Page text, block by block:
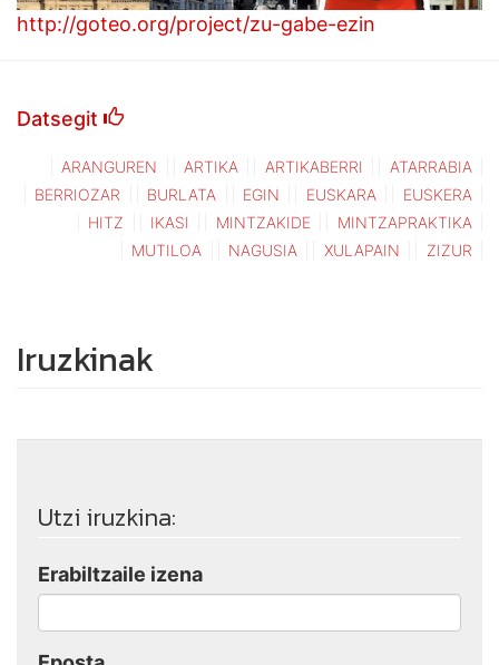
http://goteo.org/project/zu-gabe-ezin
Datsegit
ARANGUREN ARTIKA ARTIKABERRI
ATARRABIA
BERRIOZAR
BURLATA EGIN EUSKARA
EUSKERA
HITZ
IKASI MINTZAKIDE
MINTZAPRAKTIKA
MUTILOA
NAGUSIA XULAPAIN ZIZUR
Iruzkinak
Utzi iruzkina:
Erabiltzaile izena